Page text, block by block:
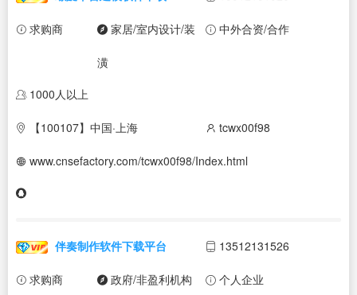
求购商 家居/室内设计/装
潢
中外合资/合作
1000人以上
【100107】中国·上海 tcwx00f98
www.cnsefactory.com/tcwx00f98/Index.html
伴奏制作软件下载平台 13512131526
求购商 政府/非盈利机构 个人企业